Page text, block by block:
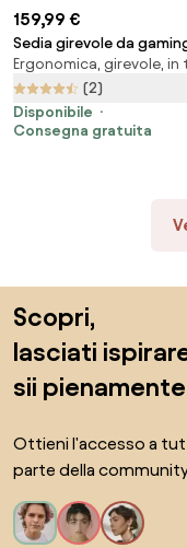
159,99 €
Sedia girevole da
Diablo X-Starter nera e
Ergonomica, girevole, in
(2)
Disponibile
Consegna gratuita
Scopri,
lasciati
sii pienamente
Ottieni l'accesso a
parte della